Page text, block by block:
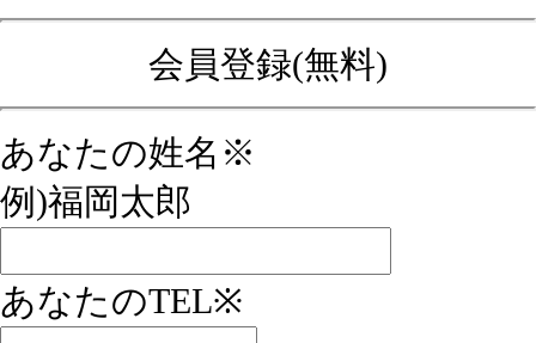
例)福岡太郎
あなたのTEL※
例)09000000000
月
日
Email※